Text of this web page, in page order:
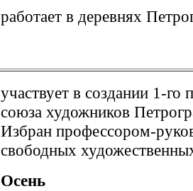
работает в деревнях
участвует в создании 1-го
союза художников
Избран профессором-
свободных
Осень